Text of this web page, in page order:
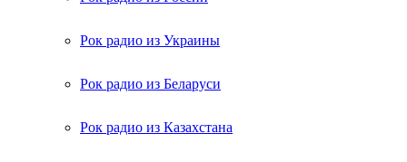
Рок радио из Украины
Рок радио из Беларуси
Рок радио из Казахстана